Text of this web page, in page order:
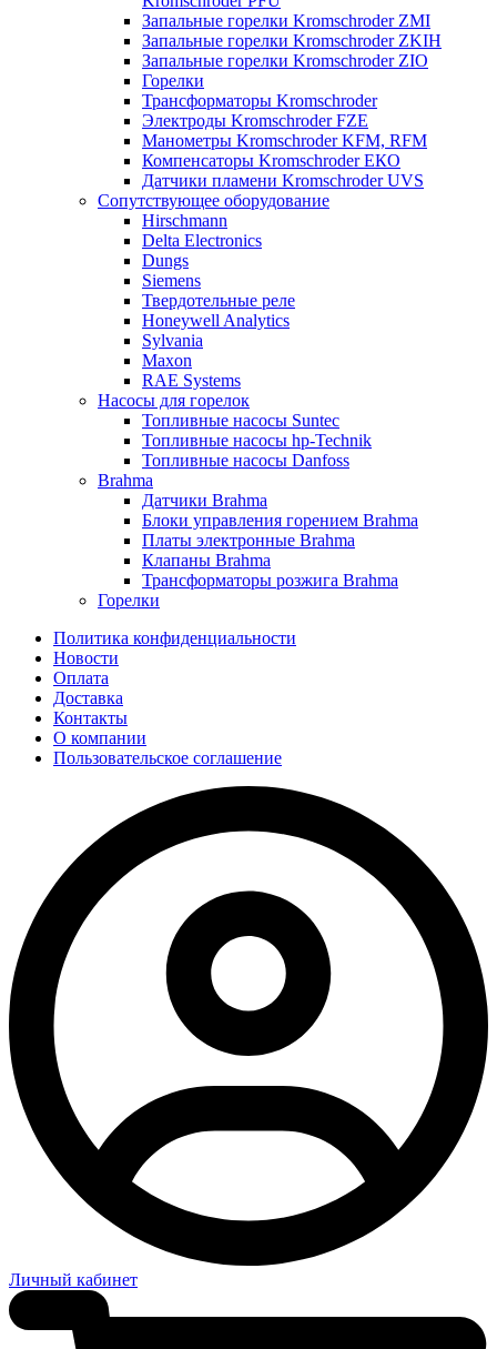
Запальные горелки Kromschroder ZМI
Запальные горелки Kromschroder ZKIH
Запальные горелки Kromschroder ZIO
Горелки
Трансформаторы Kromschroder
Электроды Kromschroder FZE
Манометры Kromschroder KFM, RFM
Компенсаторы Kromschroder ЕКО
Датчики пламени Kromschroder UVS
Сопутствующее оборудование
Hirschmann
Delta Electronics
Dungs
Siemens
Твердотельные реле
Honeywell Analytics
Sylvania
Maxon
RAE Systems
Насосы для горелок
Топливные насосы Suntec
Топливные насосы hp-Technik
Топливные насосы Danfoss
Brahma
Датчики Brahma
Блоки управления горением Brahma
Платы электронные Brahma
Клапаны Brahma
Трансформаторы розжига Brahma
Горелки
Политика конфиденциальности
Новости
Оплата
Доставка
Контакты
О компании
Пользовательское соглашение
Личный кабинет